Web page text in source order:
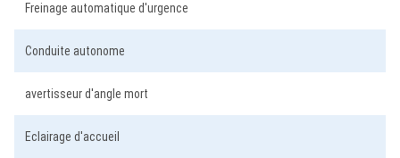
Freinage automatique d'urgence
Conduite autonome
avertisseur d'angle mort
Eclairage d'accueil